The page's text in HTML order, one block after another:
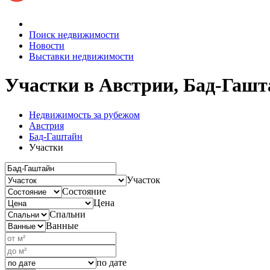
Поиск недвижимости
Новости
Выставки недвижимости
Участки в Австрии, Бад-
Недвижимость за рубежом
Австрия
Бад-Гаштайн
Участки
Участок
Состояние
Цена
Спальни
Ванные
по дате